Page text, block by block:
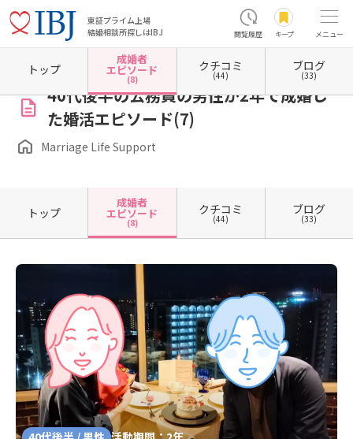
東証プライム上場
結婚相談所探しはIBJ
閲覧履歴 キープ メニュー
ホーム 長野県の結婚相談所 長野県松本市 Marriage Life Support 成婚者エピソード
40代後半の公務員の男性が2年で成婚し
た婚活エピソード(7)
Marriage Life Support
トップ
成婚者
エピソード
(8)
クチコミ
(44)
ブログ
(33)
トップ
成婚者
エピソード
(8)
クチコミ
(44)
ブログ
(33)